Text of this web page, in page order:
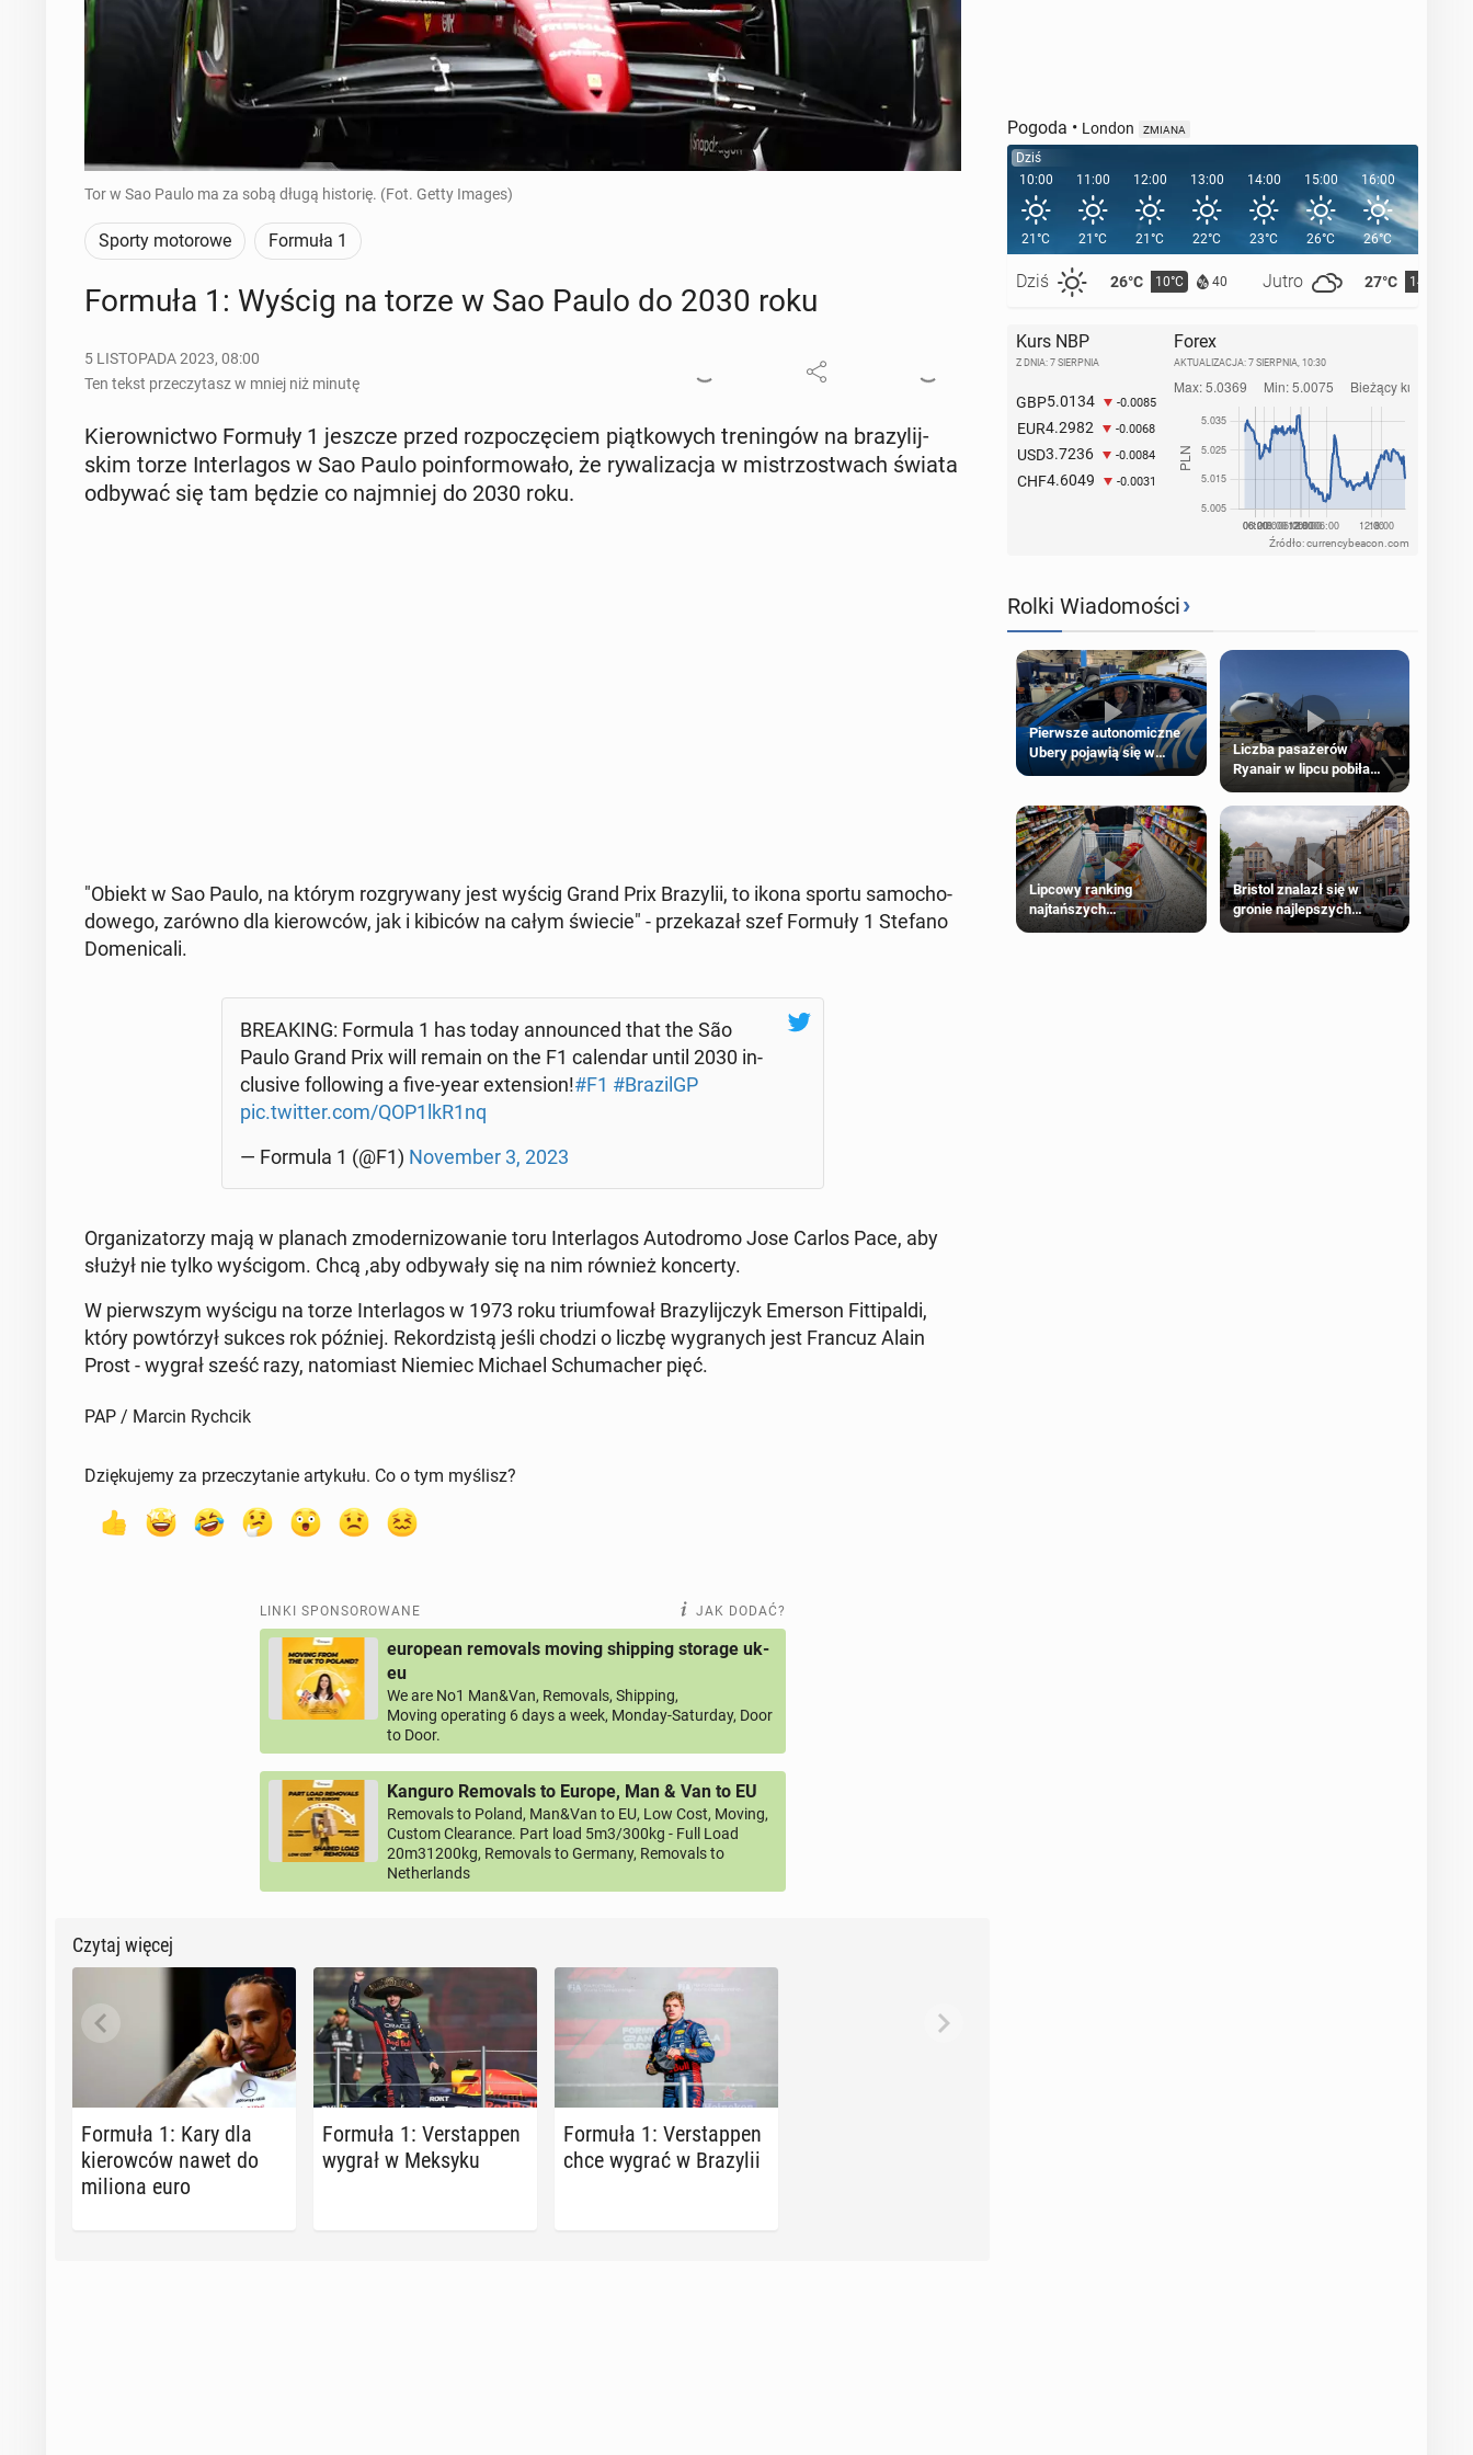
Tor w Sao Paulo ma za sobą długą historię. (Fot. Getty Images)
Sporty motorowe Formuła 1
Formuła 1: Wyścig na torze w Sao Paulo do 2030 roku
5 LISTOPADA 2023, 08:00
Ten tekst przeczytasz w mniej niż minutę
Kie­row­nic­two Formuły 1 jeszcze przed roz­po­czę­ciem piąt­ko­wych tre­nin­gów na bra­zy­lij­
skim torze In­ter­la­gos w Sao Paulo po­in­for­mo­wa­ło, że ry­wa­li­za­cja w mi­strzo­stwach świata
odbywać się tam będzie co naj­mniej do 2030 roku.
"Obiekt w Sao Paulo, na którym roz­gry­wa­ny jest wyścig Grand Prix Bra­zy­lii, to ikona sportu sa­mo­cho­
do­we­go, zarówno dla kie­row­ców, jak i kibiców na całym świecie" - prze­ka­zał szef Formuły 1 Stefano
Do­me­ni­ca­li.
BRE­AKING: Formula 1 has today an­no­un­ced that the São
Paulo Grand Prix will remain on the F1 ca­len­dar until 2030 in­
c­lu­si­ve fol­lo­wing a five-year exten­sion!#F1 #Bra­zilGP
pic.twitter.com/QOP1lkR1nq
— Formula 1 (@F1) No­vem­ber 3, 2023
Or­ga­ni­za­to­rzy mają w planach zmo­der­ni­zo­wa­nie toru In­ter­la­gos Au­to­dro­mo Jose Carlos Pace, aby
służył nie tylko wy­ści­gom. Chcą ,aby od­by­wa­ły się na nim również kon­cer­ty.
W pierw­szym wyścigu na torze In­ter­la­gos w 1973 roku trium­fo­wał Bra­zy­lij­czyk Emerson Fit­ti­pal­di,
który po­wtó­rzył sukces rok później. Re­kor­dzi­stą jeśli chodzi o liczbę wy­gra­nych jest Francuz Alain
Prost - wygrał sześć razy, na­to­miast Niemiec Michael Schu­ma­cher pięć.
PAP / Marcin Rychcik
Dziękujemy za przeczytanie artykułu. Co o tym myślisz?
LINKI SPONSOROWANE JAK DODAĆ?
european removals moving shipping storage uk-
eu
We are No1 Man&Van, Removals, Shipping,
Moving operating 6 days a week, Monday-Saturday, Door
to Door.
Kanguro Removals to Europe, Man & Van to EU
Removals to Poland, Man&Van to EU, Low Cost, Moving,
Custom Clearance. Part load 5m3/300kg - Full Load
20m31200kg, Removals to Germany, Removals to
Netherlands
Czytaj więcej
Formuła 1: Kary dla
kie­row­ców nawet do
miliona euro
Formuła 1: Ver­stap­pen
wygrał w Meksyku
Formuła 1: Ver­stap­pen
chce wygrać w Bra­zy­lii
Pogoda • London ZMIANA
Dziś
10:00
21°C
Dziś 26°C 10°C 40 Jutro 27°C 14°C
11:00
21°C
12:00
21°C
13:00
22°C
14:00
23°C
15:00
26°C
16:00
26°C
17:00
Kurs NBP
Z DNIA: 7 SIERPNIA
GBP5.0134 -0.0085
EUR4.2982 -0.0068
USD3.7236 -0.0084
CHF4.6049 -0.0031
Forex
AKTUALIZACJA: 7 SIERPNIA, 10:30
Źródło: currencybeacon.com
Rolki Wiadomości›
Pierwsze autonomiczne
Ubery pojawią się w
Londynie jeszcze tego
Liczba pasażerów
Ryanair w lipcu pobiła
rekord
Lipcowy ranking
najtańszych
supermarketów
Bristol znalazł się w
gronie najlepszych
kierunków podróży na